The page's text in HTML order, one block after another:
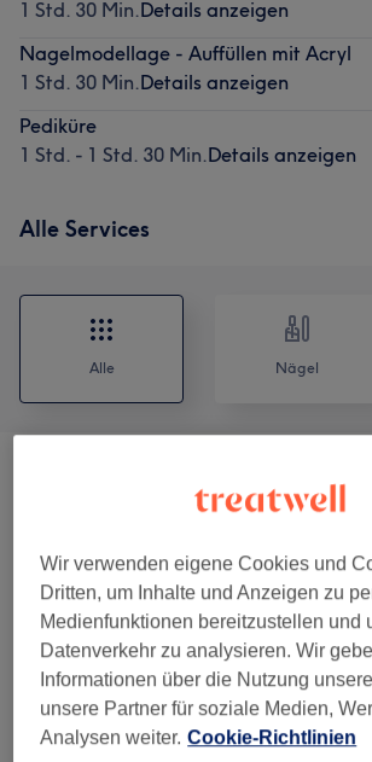
1 Std. 30 Min.Details anzeigen
Nagelmodellage - Auffüllen mit Acryl
1 Std. 30 Min.Details anzeigen
Pediküre
1 Std. - 1 Std. 30 Min.Details anzeigen
Alle Services
Alle Nägel
Maniküre (1)
Pediküre (1)
Wimpernverlängerung (8)
Wir verwenden eigene Cookies und
Dritten, um Inhalte und Anzeigen zu
Medienfunktionen bereitzustellen und
Datenverkehr zu analysieren. Wir
Informationen über die Nutzung
unsere Partner für soziale Medien,
Analysen weiter. Cookie-Richtlinien